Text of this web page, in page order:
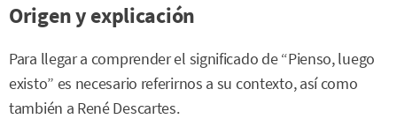
Origen y explicación
Para llegar a comprender el significado de “Pienso, luego
existo” es necesario referirnos a su contexto, así como
también a René Descartes.